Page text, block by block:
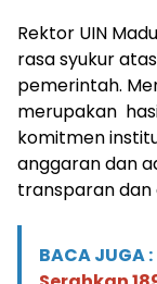
Rektor UIN
rasa syukur
pemerintah.
merupakan
komitmen
anggaran dan
transparan dan
BACA JUGA :